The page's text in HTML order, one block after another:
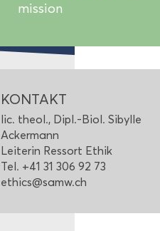
mis­si­on
KON­TAKT
lic. theol., Dipl.-Biol. Si­byl­le
Acker­mann
Lei­te­rin Res­sort Ethik
Tel. +41 31 306 92 73
ethics@samw.ch